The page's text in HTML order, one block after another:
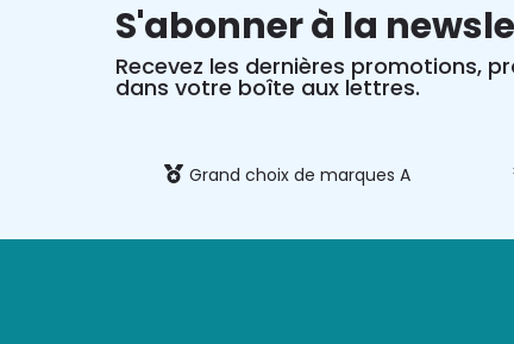
S'abonner à la
Recevez les dernières promotions,
dans votre boîte aux lettres.
Grand choix de marques A